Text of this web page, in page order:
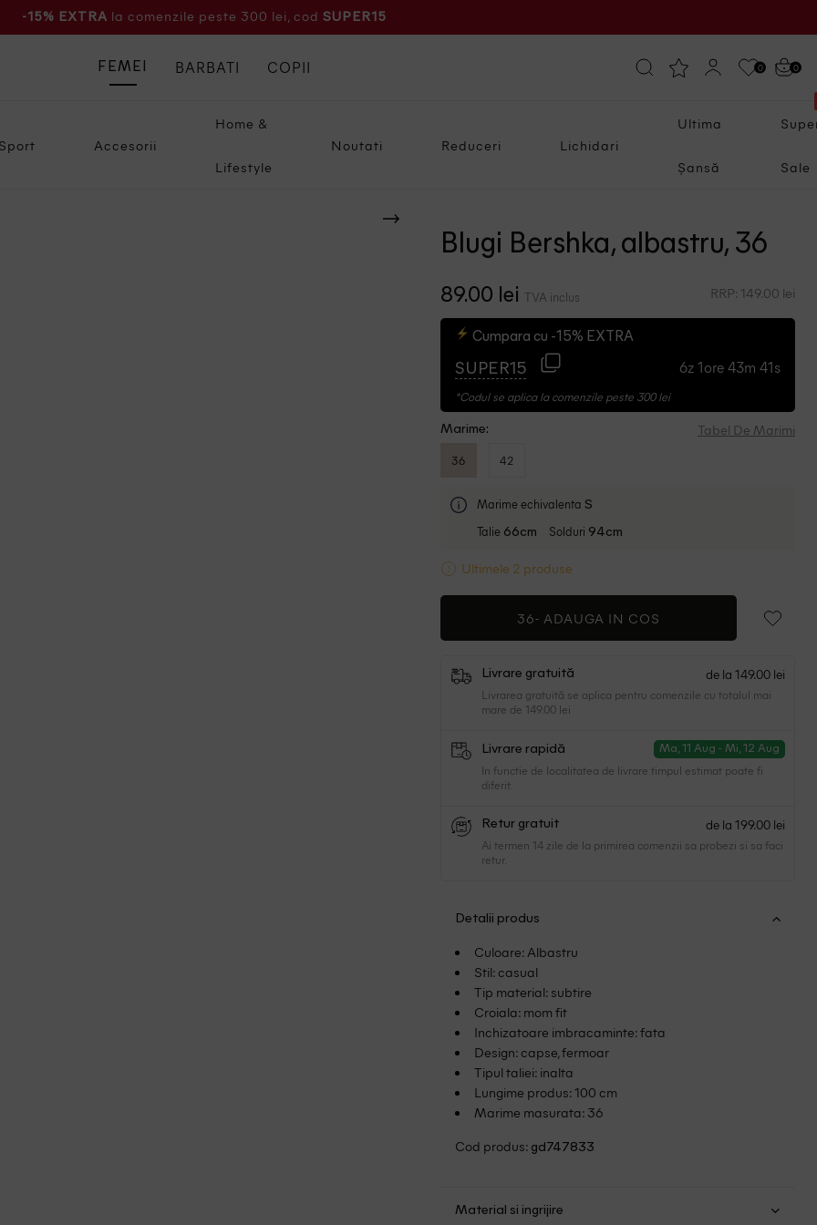
-15% EXTRA la comenzile peste 300 lei, cod SUPER15
0 0
Accesorii
Home &
Lifestyle
Noutati Reduceri Lichidari
Ultima
Șansă Sale
FEMEI BARBATI COPII
Blugi Bershka, albastru, 36
89.00 lei TVA inclus RRP: 149.00 lei
Cumpara cu -15% EXTRA
SUPER15 6z 1ore 43m 40s
*Codul se aplica la comenzile peste 300 lei
Marime: Tabel De Marimi
36 42
Marime echivalenta S
Talie 66cm Solduri 94cm
Ultimele 2 produse
36- ADAUGA IN COS
Livrare gratuită de la 149.00 lei
Livrarea gratuită se aplica pentru comenzile cu totalul mai
mare de 149.00 lei
Livrare rapidă Ma, 11 Aug - Mi, 12 Aug
In functie de localitatea de livrare timpul estimat poate fi
diferit.
Retur gratuit de la 199.00 lei
Ai termen 14 zile de la primirea comenzii sa probezi si sa faci
retur.
Detalii produs
Culoare: Albastru
Stil: casual
Tip material: subtire
Croiala: mom fit
Inchizatoare imbracaminte: fata
Design: capse, fermoar
Tipul taliei: inalta
Lungime produs: 100 cm
Marime masurata: 36
Cod produs: gd747833
Material si ingrijire